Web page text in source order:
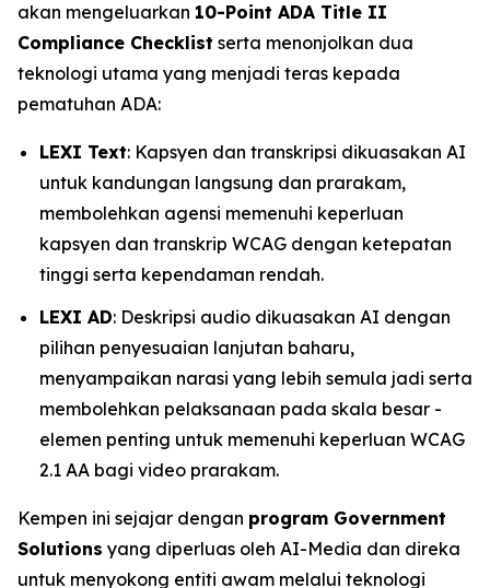
akan mengeluarkan 10-Point ADA Title II
Compliance Checklist serta menonjolkan dua
teknologi utama yang menjadi teras kepada
pematuhan ADA:
LEXI Text: Kapsyen dan transkripsi dikuasakan AI
untuk kandungan langsung dan prarakam,
membolehkan agensi memenuhi keperluan
kapsyen dan transkrip WCAG dengan ketepatan
tinggi serta kependaman rendah.
LEXI AD: Deskripsi audio dikuasakan AI dengan
pilihan penyesuaian lanjutan baharu,
menyampaikan narasi yang lebih semula jadi serta
membolehkan pelaksanaan pada skala besar -
elemen penting untuk memenuhi keperluan WCAG
2.1 AA bagi video prarakam.
Kempen ini sejajar dengan program Government
Solutions yang diperluas oleh AI-Media dan direka
untuk menyokong entiti awam melalui teknologi